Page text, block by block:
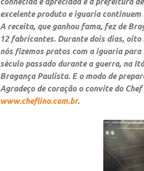
excelente produto e iguaria continuem
A receita, que ganhou fama, fez de
12 fabricantes. Durante dois dias,
nós fizemos pratos com a iguaria
século passado durante a guerra, na
Bragança Paulista. E o modo de
Agradeço de coração o convite do
www.cheflino.com.br.